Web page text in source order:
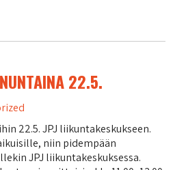
22.5.
22.5. JPJ liikuntakeskukseen.
niin pidempään
JPJ liikuntakeskuksessa.